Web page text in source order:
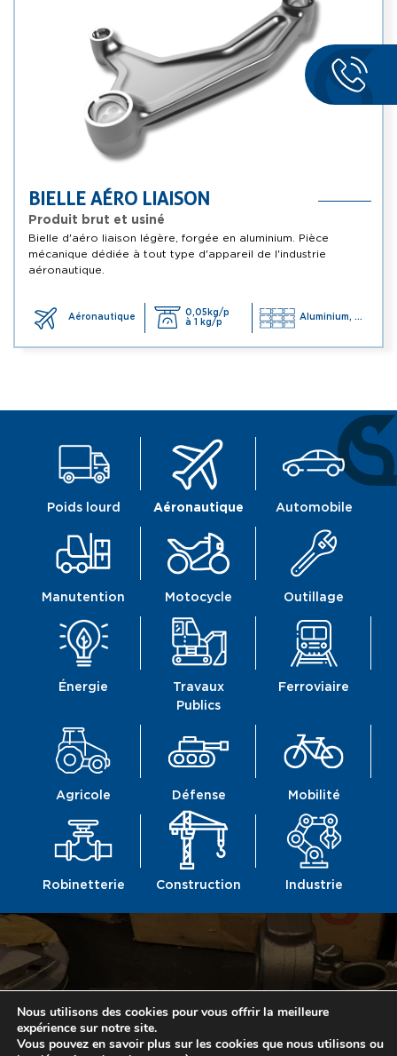
BIELLE AÉRO LIAISON
Produit brut et usiné
Bielle d'aéro liaison légère, forgée en aluminium. Pièce
mécanique dédiée à tout type d'appareil de l'industrie
aéronautique.
Aéronautique
0,05kg/p
à 1 kg/p
Aluminium, ...
Poids lourd Aéronautique Automobile
Manutention Motocycle Outillage
Énergie
Travaux
Publics
Ferroviaire
Agricole Défense Mobilité
Robinetterie Construction Industrie
Nous utilisons des cookies pour vous offrir la meilleure
expérience sur notre site.
Vous pouvez en savoir plus sur les cookies que nous utilisons ou